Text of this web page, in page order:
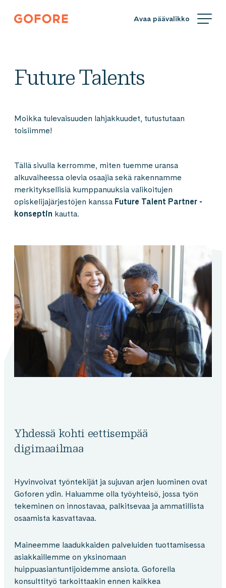
Siirry
suoraan
Gofore
in
Future Talents
Moikka tulevaisuuden lahjakkuudet, tutustutaan
toisiimme!
Tällä sivulla kerromme, miten tuemme uransa
alkuvaiheessa olevia osaajia sekä rakennamme
merkityksellisiä kumppanuuksia valikoitujen
opiskelijajärjestöjen kanssa Future Talent Partner -
konseptin kautta.
Yhdessä kohti eettisempää
digimaailmaa
Hyvinvoivat työntekijät ja sujuvan arjen luominen ovat
Goforen ydin. Haluamme olla työyhteisö, jossa työn
tekeminen on innostavaa, palkitsevaa ja ammatillista
osaamista kasvattavaa.
Maineemme laadukkaiden palveluiden tuottamisessa
asiakkaillemme on yksinomaan
huippuasiantuntijoidemme ansiota. Goforella
konsulttityö tarkoittaakin ennen kaikkea